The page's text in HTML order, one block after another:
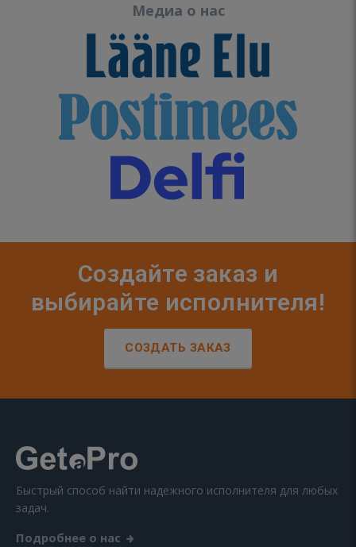
Медиа о нас
Создайте заказ и
выбирайте исполнителя!
СОЗДАТЬ ЗАКАЗ
Быстрый способ найти надежного исполнителя для любых
задач.
Подробнее о нас